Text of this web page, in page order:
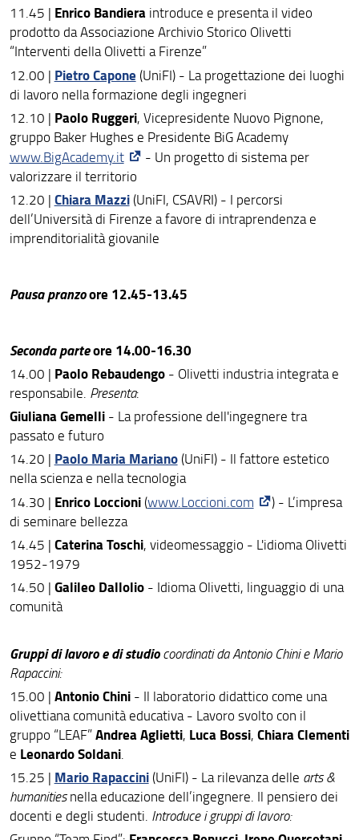
11.45 | Enrico Bandiera introduce e presenta il video
prodotto da Associazione Archivio Storico Olivetti
“Interventi della Olivetti a Firenze”
12.00 | Pietro Capone (UniFI) - La progettazione dei luoghi
di lavoro nella formazione degli ingegneri
12.10 | Paolo Ruggeri, Vicepresidente Nuovo Pignone,
gruppo Baker Hughes e Presidente BiG Academy
www.BigAcademy.it
- Un progetto di sistema per
valorizzare il territorio
12.20 | Chiara Mazzi(UniFI, CSAVRI) - I percorsi
dell’Università di Firenze a favore di intraprendenza e
imprenditorialità giovanile
Pausa pranzoore 12.45-13.45
Seconda parteore 14.00-16.30
14.00 | Paolo Rebaudengo - Olivetti industria integrata e
responsabile. Presenta:
Giuliana Gemelli - La professione dell'ingegnere tra
passato e futuro
14.20 | Paolo Maria Mariano (UniFI) - Il fattore estetico
nella scienza e nella tecnologia
14.30 | Enrico Loccioni(www.Loccioni.com
) - L’impresa
di seminare bellezza
14.45 | Caterina Toschi, videomessaggio - L'idioma Olivetti
1952-1979
14.50 | Galileo Dallolio- Idioma Olivetti, linguaggio di una
comunità
Gruppi di lavoro e di studiocoordinati da Antonio Chini e Mario
Rapaccini:
15.00 | Antonio Chini- Il laboratorio didattico come una
olivettiana comunità educativa - Lavoro svolto con il
gruppo “LEAF”Andrea Aglietti, Luca Bossi, Chiara Clementi
e Leonardo Soldani.
15.25 | Mario Rapaccini (UniFI) - La rilevanza delle arts &
humanitiesnella educazione dell’ingegnere. Il pensiero dei
docenti e degli studenti. Introduce i gruppi di lavoro: